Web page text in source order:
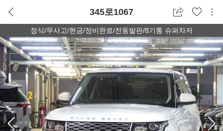
345로1067
정식/무사고/현금/정비완료/전동발판/8기통 슈퍼차저